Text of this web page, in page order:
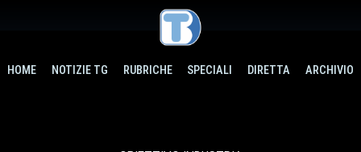
HOME NOTIZIE TG RUBRICHE SPECIALI DIRETTA ARCHIVIO